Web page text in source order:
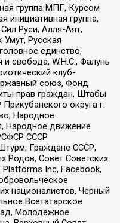
группа МПГ, Курсом
инициативная группа,
Руси, Алля-Аят,
Умут, Русская
единство,
свобода, W.H.С., Фалунь
клуб-
союз, Фонд
прав граждан, Штабы
округа г.
Народное
Народное движение
СССР
Граждане СССР,
Родов, Совет Советских
Inc, Facebook,
националистов, Черный
Всетатарское
Молодежное